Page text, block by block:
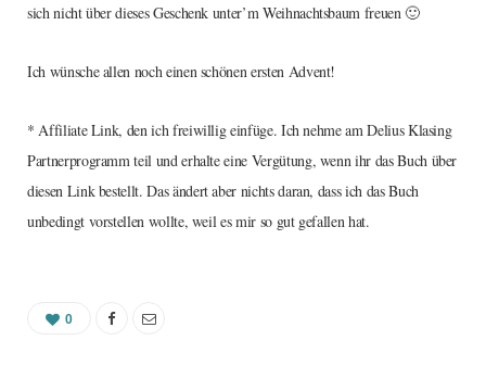
sich nicht über dieses Geschenk unter’m Weihnachtsbaum freuen 🙂
Ich wünsche allen noch einen schönen ersten Advent!
* Affiliate Link, den ich freiwillig einfüge. Ich nehme am Delius Klasing
Partnerprogramm teil und erhalte eine Vergütung, wenn ihr das Buch über
diesen Link bestellt. Das ändert aber nichts daran, dass ich das Buch
unbedingt vorstellen wollte, weil es mir so gut gefallen hat.
0